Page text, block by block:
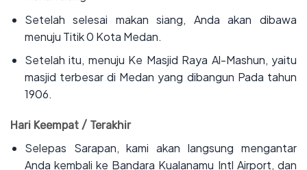
‌Setelah selesai makan siang, Anda akan dibawa
menuju Titik 0 Kota Medan.
‌Setelah itu, menuju Ke Masjid Raya Al-Mashun, yaitu
masjid terbesar di Medan yang dibangun Pada tahun
1906.
Hari Keempat / Terakhir
‌Selepas Sarapan, kami akan langsung mengantar
Anda kembali ke Bandara Kualanamu Intl Airport, dan